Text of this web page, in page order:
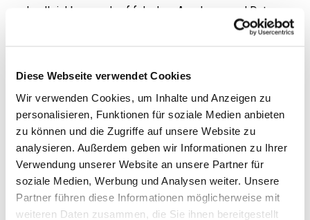
Diese Webseite verwendet Cookies
Wir verwenden Cookies, um Inhalte und Anzeigen zu
personalisieren, Funktionen für soziale Medien anbieten
zu können und die Zugriffe auf unsere Website zu
analysieren. Außerdem geben wir Informationen zu Ihrer
Verwendung unserer Website an unsere Partner für
soziale Medien, Werbung und Analysen weiter. Unsere
Partner führen diese Informationen möglicherweise mit
weiteren Daten zusammen, die Sie ihnen bereitgestellt
nachvollziehbare und auf falschen Annahmen und Daten
berechnet wurden
Die Trump-Regierung berechnete ihre sogenannten
reziproken Zölle nicht auf Basis der tatsächlichen
Zollsätze anderer Länder, sondern auf Grundlage des
bilateralen Handelsdefizits. Die Zölle hängen
insbesondere nicht von anderen Ländern erhobenen
Zöllen oder anderen Handelshämmnissen ab. Die
Formel lautete im Kern: